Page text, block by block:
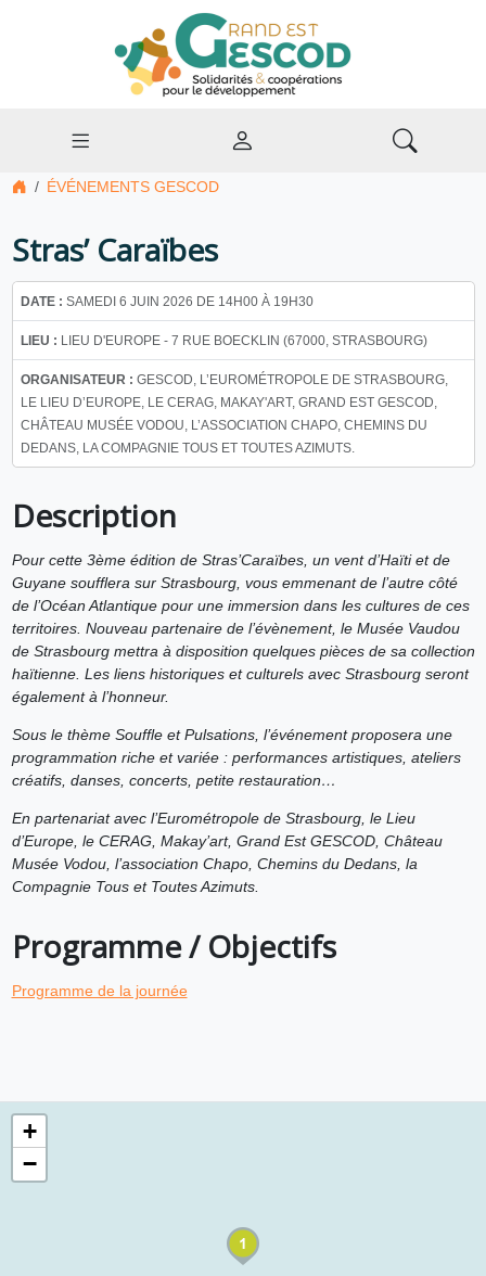
ÉVÉNEMENTS GESCOD
Stras’ Caraïbes
DATE : SAMEDI 6 JUIN 2026 DE 14H00 À 19H30
LIEU : LIEU D'EUROPE - 7 RUE BOECKLIN (67000, STRASBOURG)
ORGANISATEUR : GESCOD, L’EUROMÉTROPOLE DE STRASBOURG,
LE LIEU D’EUROPE, LE CERAG, MAKAY'ART, GRAND EST GESCOD,
CHÂTEAU MUSÉE VODOU, L’ASSOCIATION CHAPO, CHEMINS DU
DEDANS, LA COMPAGNIE TOUS ET TOUTES AZIMUTS.
Description
Pour cette 3ème édition de Stras’Caraïbes, un vent d’Haïti et de
Guyane soufflera sur Strasbourg, vous emmenant de l’autre côté
de l’Océan Atlantique pour une immersion dans les cultures de ces
territoires. Nouveau partenaire de l’évènement, le Musée Vaudou
de Strasbourg mettra à disposition quelques pièces de sa collection
haïtienne. Les liens historiques et culturels avec Strasbourg seront
également à l’honneur.
Sous le thème Souffle et Pulsations, l’événement proposera une
programmation riche et variée : performances artistiques, ateliers
créatifs, danses, concerts, petite restauration…
En partenariat avec l’Eurométropole de Strasbourg, le Lieu
d’Europe, le CERAG, Makay’art, Grand Est GESCOD, Château
Musée Vodou, l’association Chapo, Chemins du Dedans, la
Compagnie Tous et Toutes Azimuts.
Programme / Objectifs
Programme de la journée
+
−